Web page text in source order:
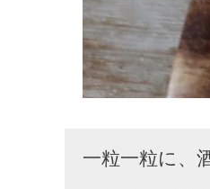
一粒一粒に、